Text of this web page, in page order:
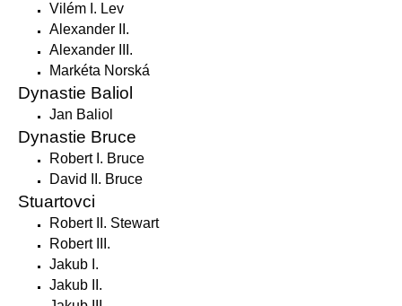
Vilém I. Lev
Alexander II.
Alexander III.
Markéta Norská
Dynastie Baliol
Jan Baliol
Dynastie Bruce
Robert I. Bruce
David II. Bruce
Stuartovci
Robert II. Stewart
Robert III.
Jakub I.
Jakub II.